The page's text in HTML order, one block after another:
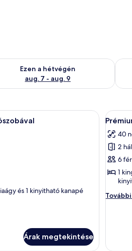
8 - aug. 9
Ezen a hétvégén
aug. 7 - aug. 9
hétvégi rendelkezésre állás A
és absztrakt falfestmények találhatók.
Egy étkezősarok, amelyben van egy asztal,
és 1 kinyitható kanapé
Árak megtekintése
A
szoba
8
40
2
6
1